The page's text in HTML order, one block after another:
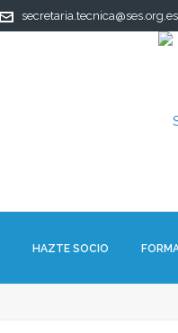
secretaria.tecnica@ses.org.es
HAZTE SOCIO